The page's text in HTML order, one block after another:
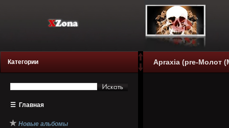
Категории
☰ Главная
★ Новые альбомы
Apraxia (pre-Молот